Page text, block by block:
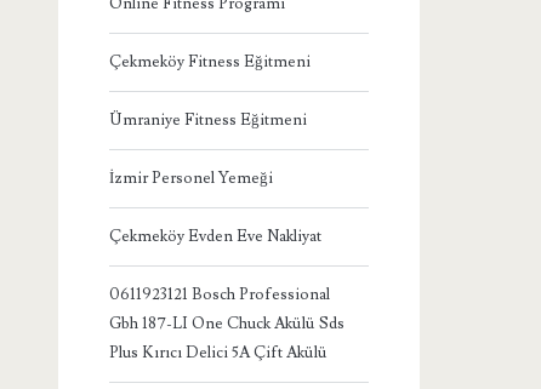
Çekmeköy Fitness Eğitmeni
Ümraniye Fitness Eğitmeni
İzmir Personel Yemeği
Çekmeköy Evden Eve Nakliyat
0611923121 Bosch Professional
Gbh 187-LI One Chuck Akülü Sds
Plus Kırıcı Delici 5A Çift Akülü